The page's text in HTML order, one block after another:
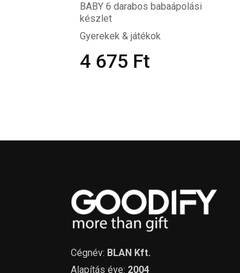
BABY 6 darabos babaápolási
készlet
Gyerekek & játékok
4 675 Ft
Cégnév: BLAN Kft.
Alapítás éve: 2004